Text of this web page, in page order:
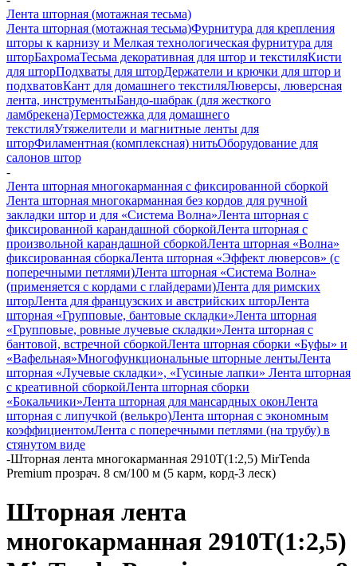
Лента шторная (мотажная тесьма)
Лента шторная (мотажная тесьма)Фурнитура для крепления
шторы к карнизу и Мелкая технологическая фурнитура для
шторБахромаТесьма декоративная для штор и текстиляКисти
для шторПодхваты для шторДержатели и крючки для штор и
подхватовКант для домашнего текстиляЛюверсы, люверсная
лента, инструментыБандо-шабрак (для жесткого
ламбрекена)Термостежка для домашнего
текстиляУтяжелители и магнитные ленты для
шторФиламентная (комплексная) нитьОборудование для
салонов штор
-
Лента шторная многокарманная с фиксированной сборкой
Лента шторная многокарманная без кордов для ручной
закладки штор и для «Система Волна»Лента шторная с
фиксированной карандашной сборкойЛента шторная с
произвольной карандашной сборкойЛента шторная «Волна»
фиксированная сборкаЛента шторная «Эффект люверсов» (с
поперечными петлями)Лента шторная «Система Волна»
(применяется с кордами с глайдерами)Лента для римских
шторЛента для французских и австрийских шторЛента
шторная «Групповые, бантовые складки»Лента шторная
«Групповые, ровные лучевые складки»Лента шторная с
бантовой, встречной сборкойЛента шторная сборки «Буфы» и
«Вафельная»Многофункциональные шторные лентыЛента
шторная «Лучевые складки», «Гусиные лапки» Лента шторная
с креативной сборкойЛента шторная сборки
«Бокальчики»Лента шторная для мансардных оконЛента
шторная с липучкой (велькро)Лента шторная с экономным
коэффициентомЛента с поперечными петлями (на трубу) в
стянутом виде
-Шторная лента многокарманная 2910T(1:2,5) MirTenda
Premium прозрач. 8 см/100 м (5 карм, корд-3 леск)
Шторная лента
многокарманная 2910T(1:2,5)